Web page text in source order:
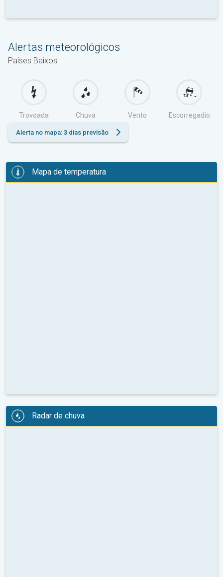
Alertas meteorológicos
Países Baixos
Trovoada Chuva Vento Escorregadio
Alerta no mapa: 3 dias previsão
Mapa de temperatura
Radar de chuva